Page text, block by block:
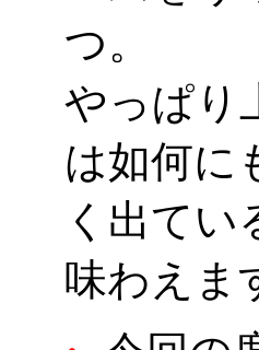
つ。
やっぱり
は如何に
く出て
味わえま